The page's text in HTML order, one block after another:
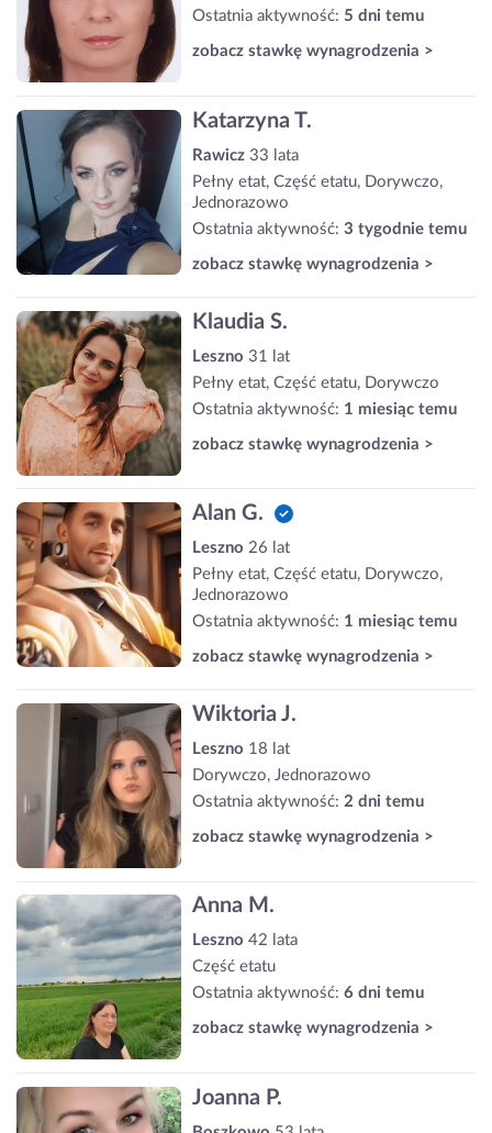
Ostatnia aktywność: 5 dni temu
zobacz stawkę wynagrodzenia >
Katarzyna T.
Rawicz 33 lata
Pełny etat, Część etatu, Dorywczo,
Jednorazowo
Ostatnia aktywność: 3 tygodnie temu
zobacz stawkę wynagrodzenia >
Klaudia S.
Leszno 31 lat
Pełny etat, Część etatu, Dorywczo
Ostatnia aktywność: 1 miesiąc temu
zobacz stawkę wynagrodzenia >
Alan G.
Leszno 26 lat
Pełny etat, Część etatu, Dorywczo,
Jednorazowo
Ostatnia aktywność: 1 miesiąc temu
zobacz stawkę wynagrodzenia >
Wiktoria J.
Leszno 18 lat
Dorywczo, Jednorazowo
Ostatnia aktywność: 2 dni temu
zobacz stawkę wynagrodzenia >
Anna M.
Leszno 42 lata
Część etatu
Ostatnia aktywność: 6 dni temu
zobacz stawkę wynagrodzenia >
Joanna P.